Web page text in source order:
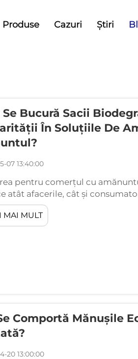
Produse Cazuri Știri
Se Bucură Sacii
În Soluțiile De
07 13:40:00
pentru comerțul cu
atât afacerile, cât și
la plasticul tradițional. Sacii
oferind o soluție practică t...
MAI MULT
Comportă Mănușile
20 13:00:00